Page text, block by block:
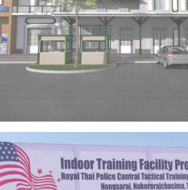
Project 14 – Bangchak khonkaen